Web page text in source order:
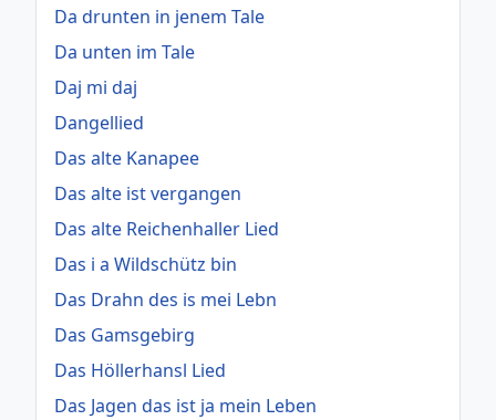
Da drunten in jenem Tale
Da unten im Tale
Daj mi daj
Dangellied
Das alte Kanapee
Das alte ist vergangen
Das alte Reichenhaller Lied
Das i a Wildschütz bin
Das Drahn des is mei Lebn
Das Gamsgebirg
Das Höllerhansl Lied
Das Jagen das ist ja mein Leben